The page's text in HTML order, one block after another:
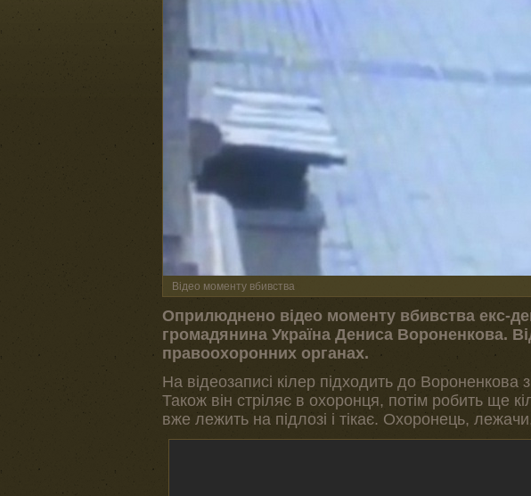
Відео моменту вбивства
Оприлюднено відео моменту вбивства екс-
громадянина Україна Дениса Вороненкова.
правоохоронних органах.
На відеозаписі кілер підходить до Вороненкова
Також він стріляє в охоронця, потім робить ще
вже лежить на підлозі і тікає. Охоронець,